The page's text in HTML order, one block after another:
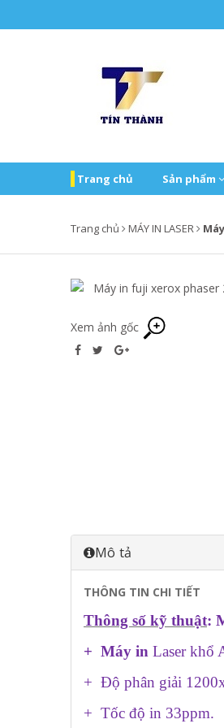
Trang chủ Sản phẩm
Trang chủ MÁY IN LASER
Xem ảnh gốc
Mô tả
THÔNG TIN CHI TIẾT
Thông số kỹ thuật:
+ Máy in Laser khổ
+ Độ phân giải
+ Tốc độ in 33ppm.